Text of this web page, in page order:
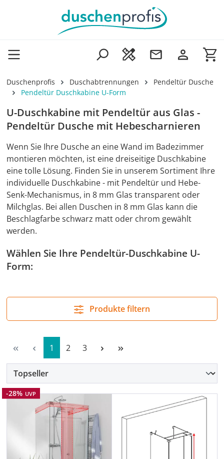
Zum Hauptinhalt springen
Duschenprofis Duschabtrennungen
Pendeltür Dusche
Pendeltür Duschkabine U-Form
U-Duschkabine mit Pendeltür aus Glas -
Pendeltür Dusche mit Hebescharnieren
Wenn Sie Ihre Dusche an eine Wand im Badezimmer
montieren möchten, ist eine dreiseitige Duschkabine
eine tolle Lösung. Finden Sie in unserem Sortiment Ihre
individuelle Duschkabine - mit Pendeltür und Hebe-
Senk-Mechanismus, in 8 mm Glas transparent oder
Milchglas. Bei allen Duschen in 8 mm Glas kann die
Beschlagfarbe schwarz matt oder chrom gewählt
werden.
Wählen Sie Ihre Pendeltür-Duschkabine U-
Form:
Produkte filtern
Seite
1 Seite
2 Seite
3
Rabatt
-28% UVP